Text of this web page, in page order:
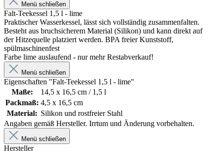
Menü schließen
Falt-Teekessel 1,5 l - lime
Praktischer Wasserkessel, lässt sich vollständig zusammenfalten.
Besteht aus bruchsicherem Material (Silikon) und kann direkt auf
der Hitzequelle platziert werden. BPA freier Kunststoff,
spülmaschinenfest
Farbe lime auslaufend - nur mehr Restabverkauf!
Menü schließen
Eigenschaften "Falt-Teekessel 1,5 l - lime"
Maße:
14,5 x 16,5 cm / 1,5 l
Packmaß: 4,5 x 16,5 cm
Material: Silikon und rostfreier Stahl
Angaben gemäß Hersteller. Irrtum und Änderung vorbehalten.
Menü schließen
Hersteller